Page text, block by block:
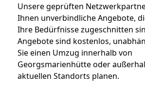
Unsere geprüften
Ihnen unverbindliche Angebote,
Ihre Bedürfnisse zugeschnitten
Angebote sind kostenlos,
Sie einen Umzug innerhalb von
Georgsmarienhütte oder
aktuellen Standorts planen.